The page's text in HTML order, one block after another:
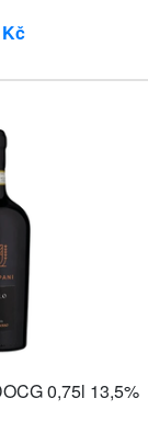
0,75l 13,5%